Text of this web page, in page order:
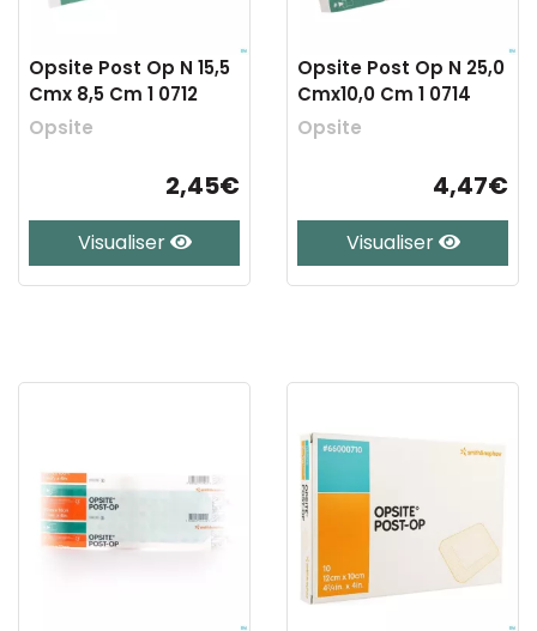
Opsite Post Op N 15,5
Cmx 8,5 Cm 1 0712
Opsite
2,45€
Visualiser
Opsite Post Op N 25,0
Cmx10,0 Cm 1 0714
Opsite
4,47€
Visualiser